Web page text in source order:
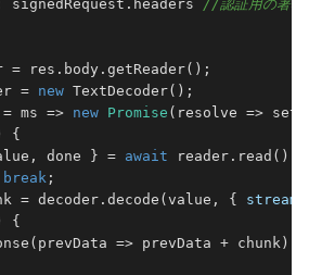
signedRequest.headers
//認証用の署
= res.body.getReader();
= new TextDecoder();
= ms => new Promise ( resolve =>
{
done } = await reader.read();
break ;
= decoder.decode(value, { stream
{
prevData => prevData + chunk);